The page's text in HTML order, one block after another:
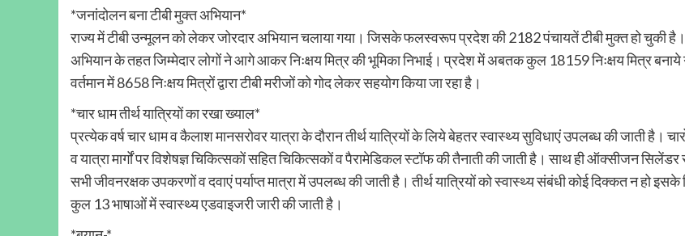
*जनांदोलन बना टीबी मुक्त अभियान*
राज्य में टीबी उन्मूलन को लेकर जोरदार अभियान चलाया गया। जिसके फलस्वरूप प्रदेश की 2182 पंचायतें टीबी मुक्त हो चुकी
अभियान के तहत जिम्मेदार लोगों ने आगे आकर निःक्षय मित्र की भूमिका निभाई। प्रदेश में अबतक कुल 18159 निःक्षय मित्र बनाये
वर्तमान में 8658 निःक्षय मित्रों द्वारा टीबी मरीजों को गोद लेकर सहयोग किया जा रहा है।
*चार धाम तीर्थ यात्रियों का रखा ख्याल*
प्रत्येक वर्ष चार धाम व कैलाश मानसरोवर यात्रा के दौरान तीर्थ यात्रियों के लिये बेहतर स्वास्थ्य सुविधाएं उपलब्ध की जाती है।
व यात्रा मार्गों पर विशेषज्ञ चिकित्सकों सहित चिकित्सकों व पैरामेडिकल स्टॉफ की तैनाती की जाती है। साथ ही ऑक्सीजन सिलेंडर
सभी जीवनरक्षक उपकरणों व दवाएं पर्याप्त मात्रा में उपलब्ध की जाती है। तीर्थ यात्रियों को स्वास्थ्य संबंधी कोई दिक्कत न हो इसके
कुल 13 भाषाओं में स्वास्थ्य एडवाइजरी जारी की जाती है।